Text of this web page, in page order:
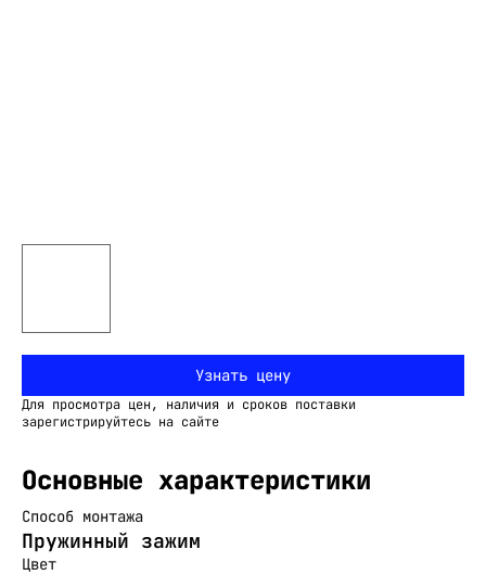
Узнать цену
Для просмотра цен, наличия и сроков поставки
зарегистрируйтесь на сайте
Основные характеристики
Способ монтажа
Пружинный зажим
Цвет